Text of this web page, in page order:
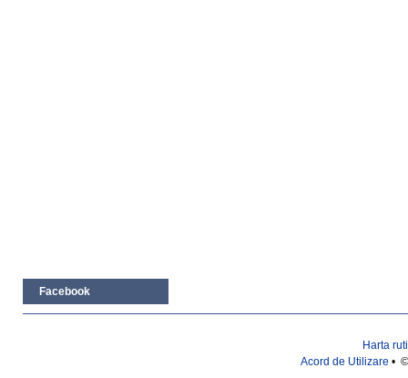
Facebook
Harta
Acord de Utilizare •